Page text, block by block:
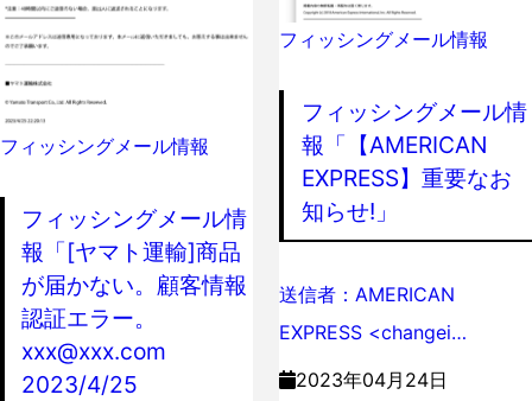
フィッシングメール情報
フィッシングメール情
報「[ヤマト運輸]商品
が届かない。顧客情報
認証エラー。
xxx@xxx.com
2023/4/25
フィッシングメール情報
フィッシングメール情
報「【AMERICAN
EXPRESS】重要なお
知らせ!」
送信者：AMERICAN
EXPRESS <changei…
2023年04月24日